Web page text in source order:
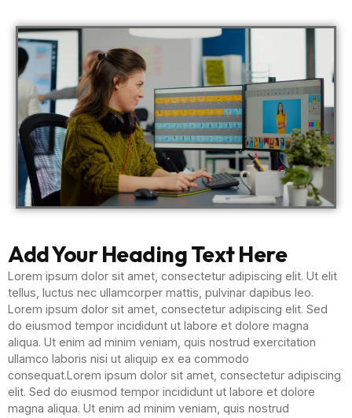
Add Your Heading Text Here
Lorem ipsum dolor sit amet, consectetur adipiscing elit. Ut elit
tellus, luctus nec ullamcorper mattis, pulvinar dapibus leo.
Lorem ipsum dolor sit amet, consectetur adipiscing elit. Sed
do eiusmod tempor incididunt ut labore et dolore magna
aliqua. Ut enim ad minim veniam, quis nostrud exercitation
ullamco laboris nisi ut aliquip ex ea commodo
consequat.Lorem ipsum dolor sit amet, consectetur adipiscing
elit. Sed do eiusmod tempor incididunt ut labore et dolore
magna aliqua. Ut enim ad minim veniam, quis nostrud